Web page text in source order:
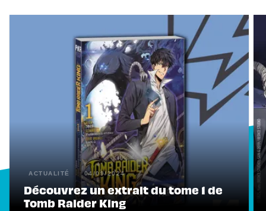
ACTUALITÉ 04/09/2024
Découvrez un extrait du tome 1 de
Tomb Raider King